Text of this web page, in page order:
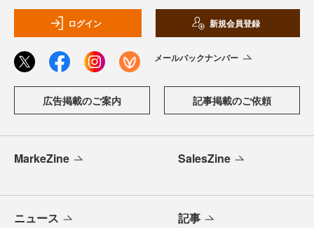
ログイン 新規会員登録
メールバックナンバー
広告掲載のご案内 記事掲載のご依頼
MarkeZine SalesZine
ニュース 記事